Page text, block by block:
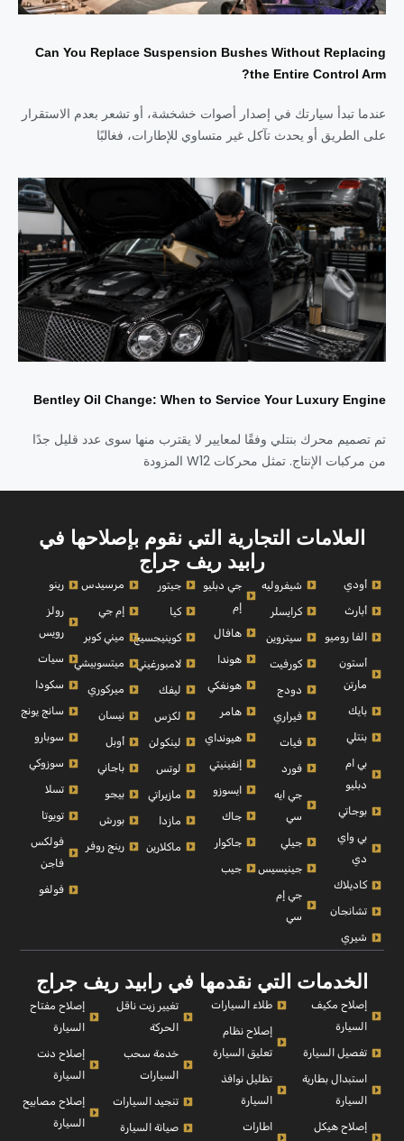
Can You Replace Suspension Bushes Without Replacing
the Entire Control Arm?
عندما تبدأ سيارتك في إصدار أصوات خشخشة، أو تشعر بعدم الاستقرار
على الطريق أو يحدث تآكل غير متساوي للإطارات، فغالبًا
Bentley Oil Change: When to Service Your Luxury Engine
تم تصميم محرك بنتلي وفقًا لمعايير لا يقترب منها سوى عدد قليل جدًا
من مركبات الإنتاج. تمثل محركات W12 المزودة
العلامات التجارية التي نقوم بإصلاحها في
رابيد ريف جراج
أودي
أبارث
الفا روميو
أستون
مارتن
بايك
بنتلي
بي ام
دبليو
بوجاتي
بي واي
دي
كاديلاك
تشانجان
شيري
شيفروليه
كرايسلر
سيتروين
كورفيت
دودج
فيراري
فيات
فورد
جي ايه
سي
جيلي
جينيسيس
جي إم
سي
جي دبليو
إم
هافال
هوندا
هونغكي
هامر
هيونداي
إنفينيتي
ايسوزو
جاك
جاكوار
جيب
جيتور
كيا
كوينيجسيج
لامبورغيني
ليفك
لكزس
لينكولن
لوتس
مازيراتي
مازدا
ماكلارين
مرسيدس
إم جي
ميني كوبر
ميتسوبيشي
ميركوري
نيسان
أوبل
باجاني
بيجو
بورش
رينج روفر
رينو
رولز
رويس
سيات
سكودا
سانج يونج
سوبارو
سوزوكي
تسلا
تويوتا
فولكس
فاجن
فولفو
الخدمات التي نقدمها في رابيد ريف جراج
إصلاح مكيف
السيارة
تفصيل السيارة
استبدال بطارية
السيارة
إصلاح هيكل
طلاء السيارات
إصلاح نظام
تعليق السيارة
تظليل نوافذ
السيارة
اطارات
تغيير زيت ناقل
الحركة
خدمة سحب
السيارات
تنجيد السيارات
صيانة السيارة
إصلاح مفتاح
السيارة
إصلاح دنت
السيارة
إصلاح مصابيح
السيارة